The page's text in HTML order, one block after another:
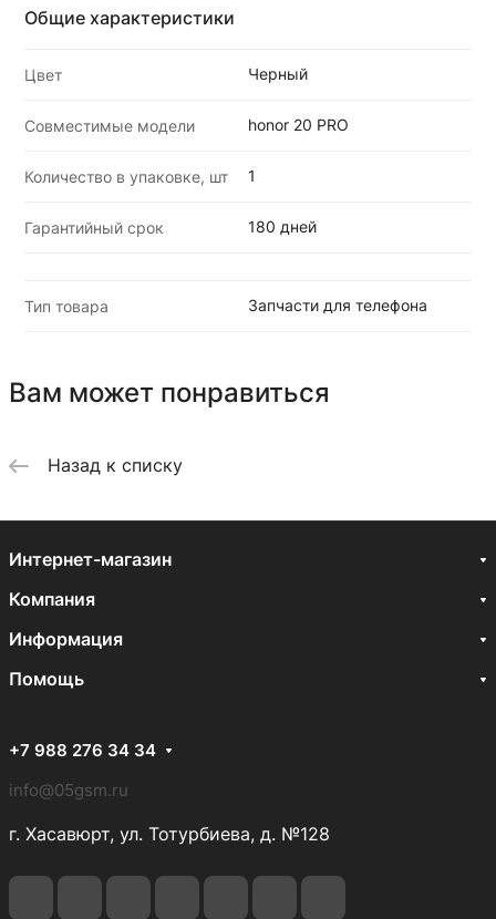
Общие характеристики
Цвет Черный
Совместимые модели honor 20 PRO
Количество в упаковке, шт 1
Гарантийный срок 180 дней
Тип товара Запчасти для телефона
Вам может понравиться
Назад к списку
Интернет-магазин
Компания
Информация
Помощь
+7 988 276 34 34
info@05gsm.ru
г. Хасавюрт, ул. Тотурбиева, д. №128